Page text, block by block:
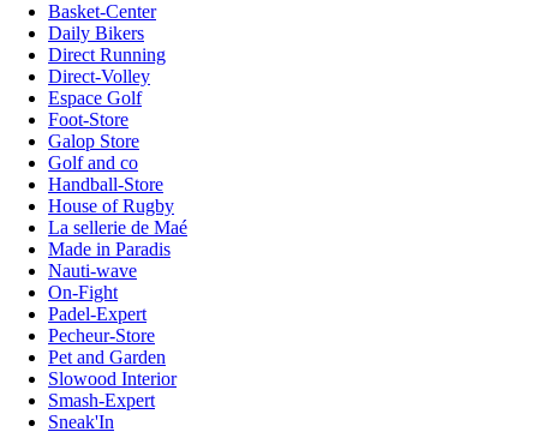
Basket-Center
Daily Bikers
Direct Running
Direct-Volley
Espace Golf
Foot-Store
Galop Store
Golf and co
Handball-Store
House of Rugby
La sellerie de Maé
Made in Paradis
Nauti-wave
On-Fight
Padel-Expert
Pecheur-Store
Pet and Garden
Slowood Interior
Smash-Expert
Sneak'In